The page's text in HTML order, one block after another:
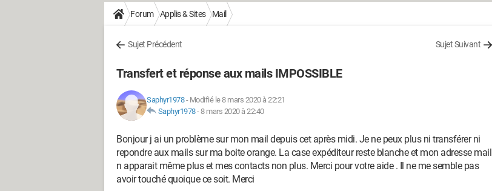
Forum Applis & Sites Mail
Sujet Précédent Sujet Suivant
Transfert et réponse aux mails IMPOSSIBLE
Saphyr1978- Modifié le 8 mars 2020 à 22:21
Saphyr1978-8 mars 2020 à 22:40
Bonjour j ai un problème sur mon mail depuis cet après midi. Je ne peux plus ni transférer ni
repondre aux mails sur ma boite orange. La case expéditeur reste blanche et mon adresse mail
n apparait même plus et mes contacts non plus. Merci pour votre aide . Il ne me semble pas
avoir touché quoique ce soit. Merci